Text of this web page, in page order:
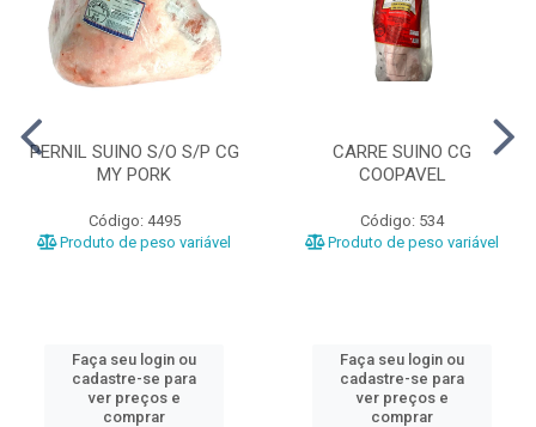
PERNIL SUINO S/O S/P CG
MY PORK
Código: 4495
Produto de peso variável
Faça seu login ou
cadastre-se para
ver preços e
comprar
CARRE SUINO CG
COOPAVEL
Código: 534
Produto de peso variável
Faça seu login ou
cadastre-se para
ver preços e
comprar